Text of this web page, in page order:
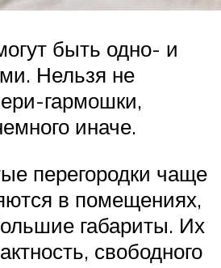
быть одно- и
Нельзя не
гармошки,
иначе.
перегородки чаще
в помещениях,
габариты. Их
свободного